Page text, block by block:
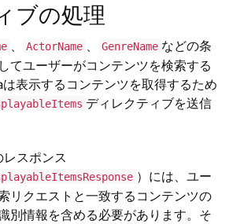
ブの処理
ActorName GenreName などの条
てユーザーがコンテンツを検索する
は表示するコンテンツを取得するため
ディレクティブを送信
レスポンス
）には、ユー
リクエストと一致するコンテンツの
別情報を含める必要があります。そ